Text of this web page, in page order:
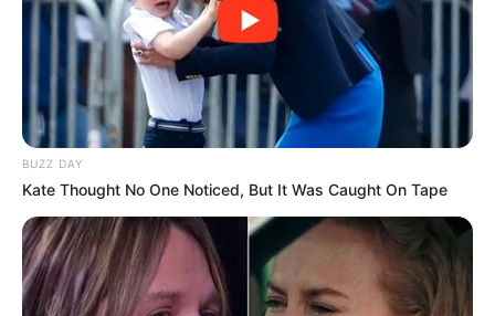
(foto: instagram/firgaaa)
3. Selalu bisa memadukan apa pun yang dipakainya sehingga
tampak menarik
BUZZ DAY
Kate Thought No One Noticed, But It Was Caught On Tape